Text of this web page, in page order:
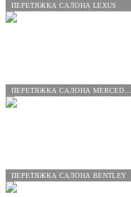
ПЕРЕТЯЖКА САЛОНА LEXUS
ПЕРЕТЯЖКА САЛОНА BENTLEY